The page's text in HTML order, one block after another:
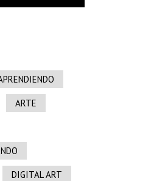
ARTE
DIGITAL ART